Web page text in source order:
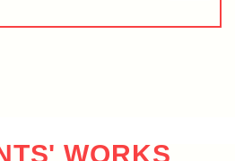
WORKS